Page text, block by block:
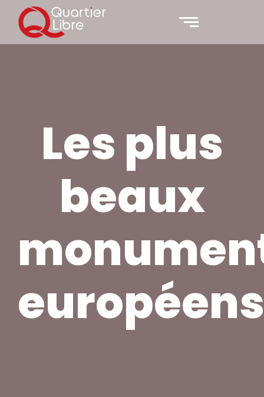
Les plus
beaux
européens